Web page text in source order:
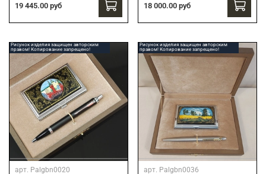
19 445.00 руб 18 000.00 руб
Рисунок изделия защищен авторским
правом! Копирование запрещено!
арт. Palgbn0020
Рисунок изделия защищен авторским
правом! Копирование запрещено!
арт. Palgbn0036